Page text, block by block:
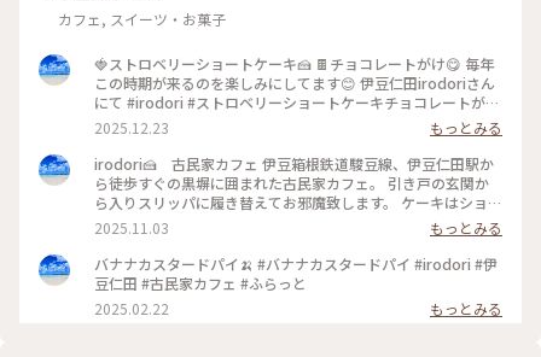
カフェ, スイーツ・お菓子
🍓ストロベリーショートケーキ🍰 🍫チョコレートがけ😋 毎年
この時期が来るのを楽しみにしてます😊 伊豆仁田irodoriさん
にて #irodori #ストロベリーショートケーキチョコレートがけ
#ストロベリーショートケーキ #伊豆仁田 #スィーツ #jun_flat
2025.12.23
もっとみる
irodori🍰 古民家カフェ 伊豆箱根鉄道駿豆線、伊豆仁田駅か
ら徒歩すぐの黒塀に囲まれた古民家カフェ。 引き戸の玄関か
ら入りスリッパに履き替えてお邪魔致します。 ケーキはショー
ウインドーから選べます 僕が開店時間10時行くのは、食べた
いケーキが手作りのため売り切れる事も多いので。 #irodori #
伊豆仁田駅 #伊豆箱根鉄道 #古民家カフェ #スィーツ #jun_flat
2025.11.03
もっとみる
バナナカスタードパイ🍌 #バナナカスタードパイ #irodori #伊
豆仁田 #古民家カフェ #ふらっと
2025.02.22
もっとみる